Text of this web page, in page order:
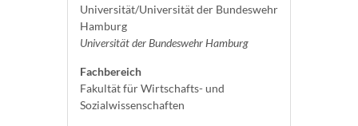
Universität/Universität der Bundeswehr
Hamburg
Universität der Bundeswehr Hamburg
Fachbereich
Fakultät für Wirtschafts- und
Sozialwissenschaften